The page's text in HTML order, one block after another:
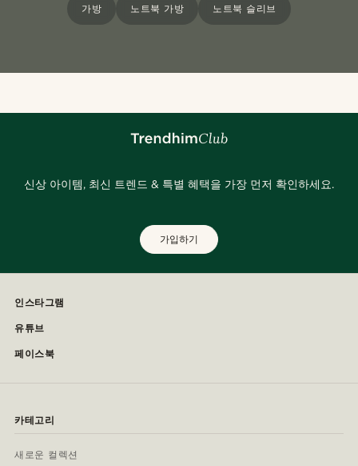
가방 노트북 가방 노트북 슬리브
신상 아이템, 최신 트렌드 & 특별 혜택을 가장 먼저 확인하세요.
가입하기
인스타그램
유튜브
페이스북
카테고리
새로운 컬렉션